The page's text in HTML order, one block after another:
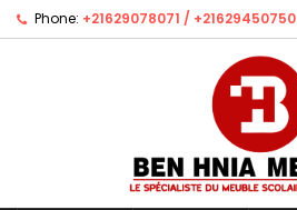
Phone: +21629078071 / +21629450750